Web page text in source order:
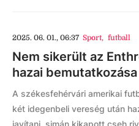
2025. 06. 01., 06:37 Sport, futball
Nem sikerült az
hazai bemutatkozása
A székesfehérvári amerikai
két idegenbeli vereség után
javítani, simán kikapott cseh